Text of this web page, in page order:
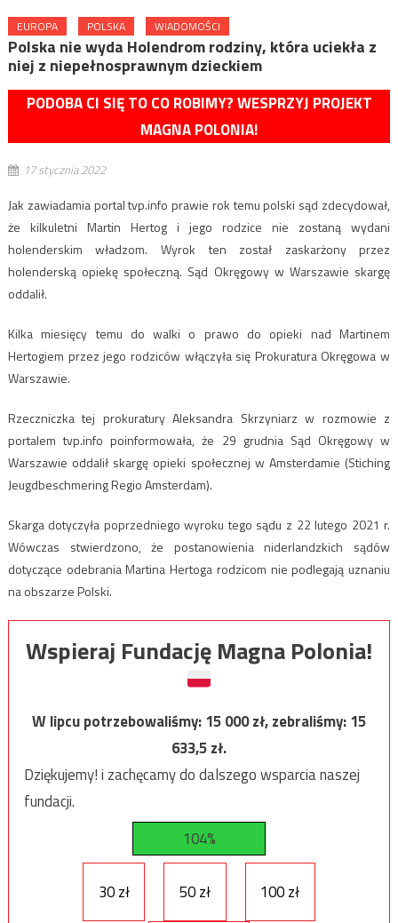
EUROPA POLSKA WIADOMOŚCI
Polska nie wyda Holendrom rodziny, która uciekła z
niej z niepełnosprawnym dzieckiem
PODOBA CI SIĘ TO CO ROBIMY? WESPRZYJ PROJEKT
MAGNA POLONIA!
17 stycznia 2022
Jak zawiadamia portal tvp.info prawie rok temu polski sąd zdecydował,
że kilkuletni Martin Hertog i jego rodzice nie zostaną wydani
holenderskim władzom. Wyrok ten został zaskarżony przez
holenderską opiekę społeczną. Sąd Okręgowy w Warszawie skargę
oddalił.
Kilka miesięcy temu do walki o prawo do opieki nad Martinem
Hertogiem przez jego rodziców włączyła się Prokuratura Okręgowa w
Warszawie.
Rzeczniczka tej prokuratury Aleksandra Skrzyniarz w rozmowie z
portalem tvp.info poinformowała, że 29 grudnia Sąd Okręgowy w
Warszawie oddalił skargę opieki społecznej w Amsterdamie (Stiching
Jeugdbeschmering Regio Amsterdam).
Skarga dotyczyła poprzedniego wyroku tego sądu z 22 lutego 2021 r.
Wówczas stwierdzono, że postanowienia niderlandzkich sądów
dotyczące odebrania Martina Hertoga rodzicom nie podlegają uznaniu
na obszarze Polski.
Wspieraj Fundację Magna Polonia!
W lipcu potrzebowaliśmy:15 000zł, zebraliśmy:15
633,5zł.
Dziękujemy! i zachęcamy do dalszego wsparcia naszej
fundacji.
104%
30 zł 50 zł 100 zł